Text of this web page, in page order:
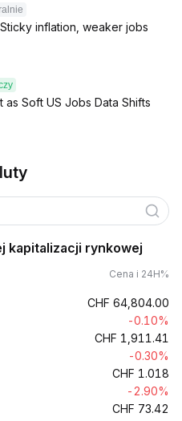
inflation, weaker jobs
as Soft US Jobs Data Shifts
kapitalizacji rynkowej
Cena i 24H%
CHF 64,804.00
-0.10%
CHF 1,911.41
-0.30%
CHF 1.018
-2.90%
CHF 73.42